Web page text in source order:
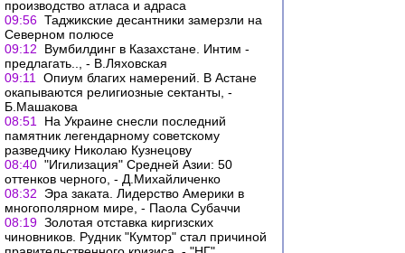
производство атласа и адраса
09:56 Таджикские десантники замерзли на
Северном полюсе
09:12
Вумбилдинг в Казахстане. Интим -
предлагать.., - В.Ляховская
09:11
Опиум благих намерений. В Астане
окапываются религиозные сектанты, -
Б.Машакова
08:51
На Украине снесли последний
памятник легендарному советскому
разведчику Николаю Кузнецову
08:40 "Игилизация" Средней Азии: 50
оттенков черного, - Д.Михайличенко
08:32
Эра заката. Лидерство Америки в
многополярном мире, - Паола Субаччи
08:19 Золотая отставка киргизских
чиновников. Рудник "Кумтор" стал причиной